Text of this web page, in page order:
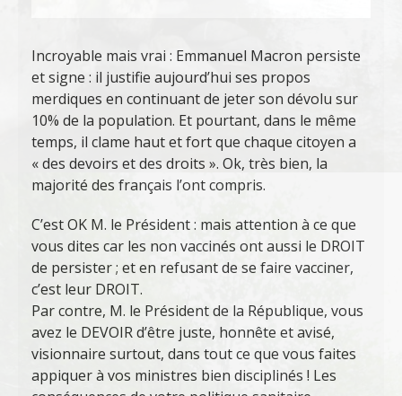
Incroyable mais vrai : Emmanuel Macron persiste
et signe : il justifie aujourd’hui ses propos
merdiques en continuant de jeter son dévolu sur
10% de la population. Et pourtant, dans le même
temps, il clame haut et fort que chaque citoyen a
« des devoirs et des droits ». Ok, très bien, la
majorité des français l’ont compris.
C’est OK M. le Président : mais attention à ce que
vous dites car les non vaccinés ont aussi le DROIT
de persister ; et en refusant de se faire vacciner,
c’est leur DROIT.
Par contre, M. le Président de la République, vous
avez le DEVOIR d’être juste, honnête et avisé,
visionnaire surtout, dans tout ce que vous faites
appiquer à vos ministres bien disciplinés ! Les